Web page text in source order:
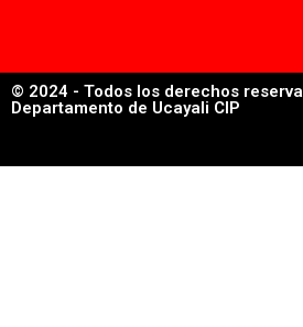
© 2024 - Todos los derechos
Departamento de Ucayali CIP